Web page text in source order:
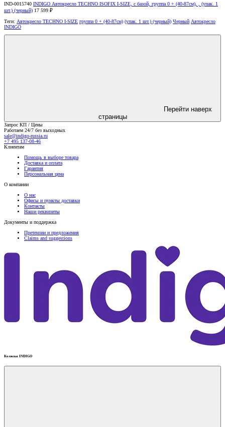
IND-0015740 INDIGO Автокресло TECHNO ISOFIX I-SIZE, с базой, группа 0 + (40-87см), , (упак. 1
шт.) (черный) 17 599 ₽
Теги: Автокресло TECHNO I-SIZE группа 0 + (40-87см) (упак. 1 шт.) (черный) Черный Автокресло
INDIGO
Перейти наверх
страницы
Запрос КП / Цены
Работаем 24/7 без выходных
sale@indigo-russia.ru
+7 495 137-08-46
Клиентам
Помощь в выборе товара
Доставка и оплата
Гарантия
Персональная цена
О компании
О нас
Офисы и пункты доставки
Контакты
Наши реквизиты
Документы и поддержка
Претензии и предложения
Claims and suggestions
Коляска INDIGO